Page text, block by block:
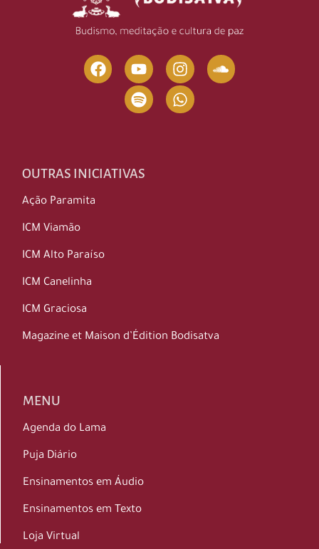
OUTRAS INICIATIVAS
Ação Paramita
ICM Viamão
ICM Alto Paraíso
ICM Canelinha
ICM Graciosa
Magazine et Maison d’Édition Bodisatva
MENU
Agenda do Lama
Puja Diário
Ensinamentos em Áudio
Ensinamentos em Texto
Loja Virtual